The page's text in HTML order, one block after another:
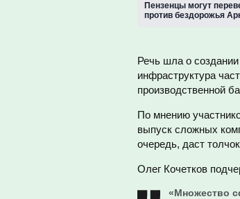
Пензенцы могут
против бездорожья
Речь шла о
инфраструктура
производственной
По мнению
выпуск сложных
очередь, даст
Олег Кочетков
«Множество